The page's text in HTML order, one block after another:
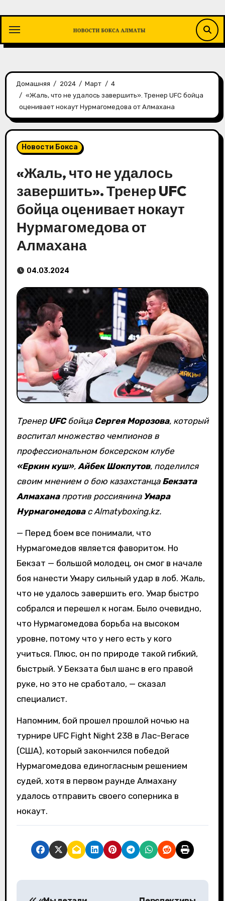
содержимому
Домашняя 2024 Март
4
«Жаль, что не удалось завершить». Тренер UFC бойца
оценивает нокаут Нурмагомедова от Алмахана
Новости Бокса
«Жаль, что не удалось
завершить». Тренер UFC
бойца оценивает нокаут
Нурмагомедова от
Алмахана
04.03.2024
Тренер UFCбойца Сергея Морозова, который
воспитал множество чемпионов в
профессиональном боксерском клубе
«Еркин куш», Айбек Шокпутов, поделился
своим мнением о бою казахстанца Бекзата
Алмаханапротив россиянина Умара
Нурмагомедовас Almatyboxing.kz.
— Перед боем все понимали, что
Нурмагомедов является фаворитом. Но
Бекзат — большой молодец, он смог в начале
боя нанести Умару сильный удар в лоб. Жаль,
что не удалось завершить его. Умар быстро
собрался и перешел к ногам. Было очевидно,
что Нурмагомедова борьба на высоком
уровне, потому что у него есть у кого
учиться. Плюс, он по природе такой гибкий,
быстрый. У Бекзата был шанс в его правой
руке, но это не сработало, — сказал
специалист.
Напомним, бой прошел прошлой ночью на
турнире UFC Fight Night 238 в Лас-Вегасе
(США), который закончился победой
Нурмагомедова единогласным решением
судей, хотя в первом раунде Алмахану
удалось отправить своего соперника в
нокаут.
Н